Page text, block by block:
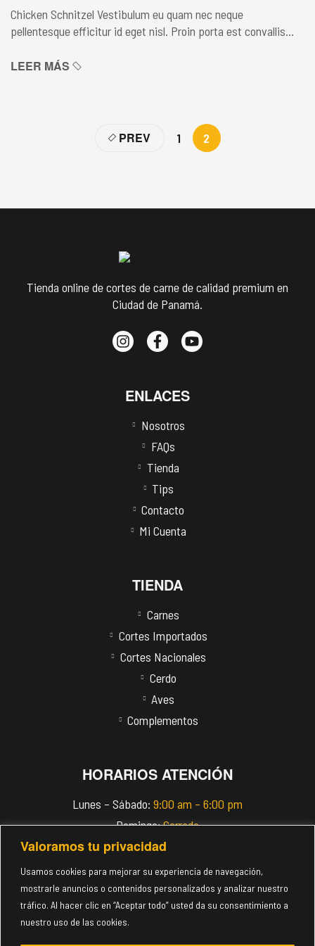
Valoramos tu privacidad
Usamos cookies para mejorar su experiencia de navegación,
mostrarle anuncios o contenidos personalizados y analizar nuestro
tráfico. Al hacer clic en “Aceptar todo” usted da su consentimiento a
nuestro uso de las cookies.
Chicken Schnitzel Vestibulum eu quam nec neque
pellentesque efficitur id eget nisl. Proin porta est convallis
at aliquam. Donec finibus, urna bibendum ultricies laoreet,
LEER MÁS
PREV 1 2
Tienda online de cortes de carne de calidad premium en
Ciudad de Panamá.
ENLACES
Nosotros
FAQs
Tienda
Tips
Contacto
Mi Cuenta
TIENDA
Carnes
Cortes Importados
Cortes Nacionales
Cerdo
Aves
Complementos
HORARIOS ATENCIÓN
Lunes – Sábado: 9:00 am – 6:00 pm
Domingo:Cerrado
info@imperiomeats.com
(+507) 6118-4018